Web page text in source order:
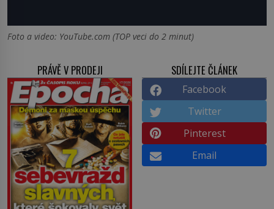
Foto a video: YouTube.com (TOP veci do 2 minut)
PRÁVĚ V PRODEJI SDÍLEJTE ČLÁNEK
Facebook
Twitter
Pinterest
Email